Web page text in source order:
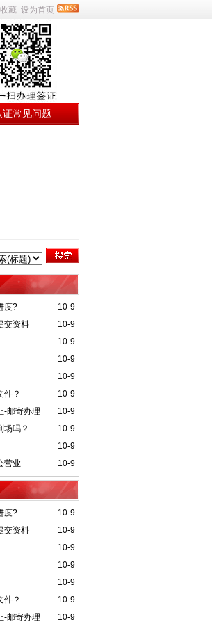
藏 设为首页
证常见问题
10-9
度?
10-9
交资料
10-9
10-9
10-9
10-9
件？
10-9
-邮寄办理
10-9
场吗？
10-9
10-9
营业
10-9
度?
10-9
交资料
10-9
10-9
10-9
10-9
件？
10-9
-邮寄办理